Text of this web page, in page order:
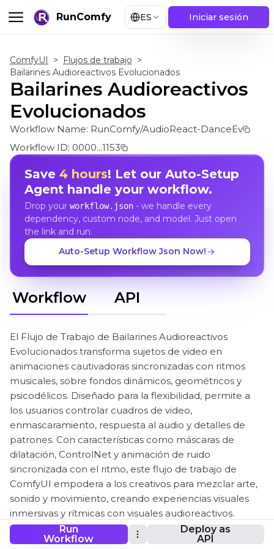
RunComfy ES Iniciar sesión
Run
Workflow
Deploy as
API
ComfyUI > Flujos de trabajo >
Bailarines Audioreactivos Evolucionados
Bailarines Audioreactivos
Evolucionados
Workflow Name: RunComfy/AudioReact-DanceEv
Workflow ID: 0000...1153
Save 4 hours! Let our Auto-Setup
Agent handle your workflow.
Drop your workflow.json- we handle every
dependency, custom node, and model. Just open
the link and run.
Auto-Setup Workflow Json Now!
Workflow API
El Flujo de Trabajo de Bailarines Audioreactivos
Evolucionados transforma sujetos de video en
animaciones cautivadoras sincronizadas con ritmos
musicales, sobre fondos dinámicos, geométricos y
psicodélicos. Diseñado para la flexibilidad, permite a
los usuarios controlar cuadros de video,
enmascaramiento, respuesta al audio y detalles de
patrones. Con características como máscaras de
dilatación, ControlNet y animación de ruido
sincronizada con el ritmo, este flujo de trabajo de
ComfyUI empodera a los creativos para mezclar arte,
sonido y movimiento, creando experiencias visuales
inmersivas y rítmicas con visuales audioreactivos.